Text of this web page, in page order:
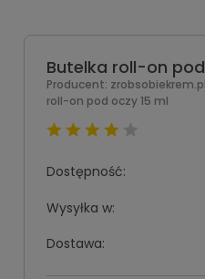
Butelka roll-on
Producent: zrobsobiekrem.pl
roll-on pod oczy 15 ml
Dostępność:
Wysyłka w:
Dostawa: